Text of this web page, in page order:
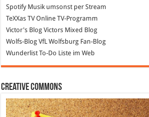
SpotifyMusik umsonst per Stream
TeXXas TVOnline TV-Programm
Victor's Blog Victors Mixed Blog
Wolfs-Blog VfL Wolfsburg Fan-Blog
WunderlistTo-Do Liste im Web
Creative Commons